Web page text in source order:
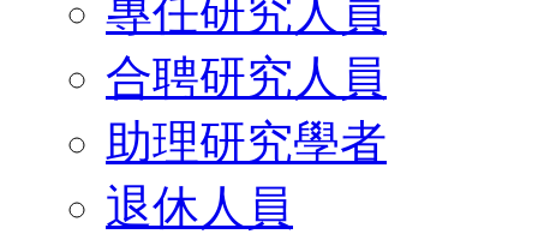
專任研究人員
合聘研究人員
助理研究學者
退休人員